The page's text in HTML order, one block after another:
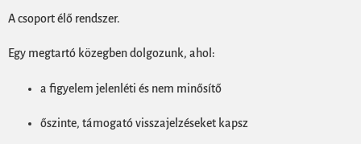
A csoport élő rendszer.
Egy megtartó közegben dolgozunk, ahol:
a figyelem jelenléti és nem minősítő
őszinte, támogató visszajelzéseket kapsz